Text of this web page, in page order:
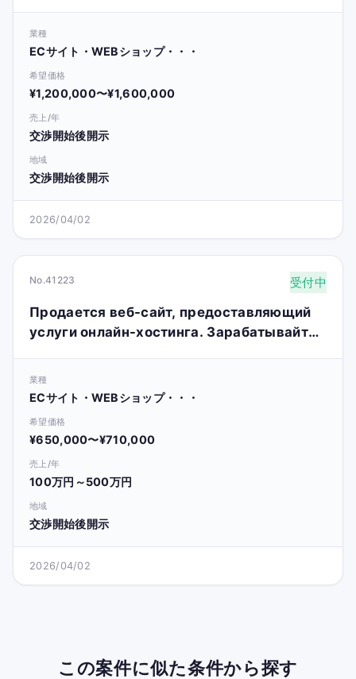
業種
ECサイト・WEBショップ・・・
希望価格
¥1,200,000〜¥1,600,000
売上/年
交渉開始後開示
地域
交渉開始後開示
2026/04/02
No.41223 受付中
Продается веб-сайт, предоставляющий
услуги онлайн-хостинга. Зарабатывайте
業種
ECサイト・WEBショップ・・・
希望価格
¥650,000〜¥710,000
売上/年
100万円～500万円
地域
交渉開始後開示
2026/04/02
この案件に似た条件から探す